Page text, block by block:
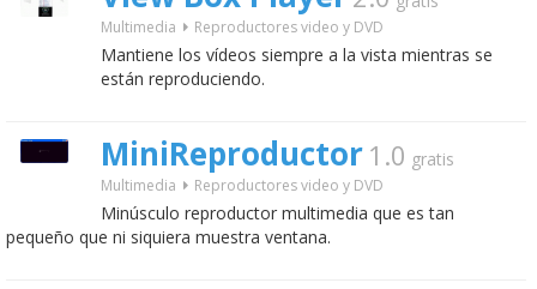
Multimedia Reproductores video y DVD
Mantiene los vídeos siempre a la vista mientras se
están reproduciendo.
MiniReproductor 1.0 gratis
Multimedia Reproductores video y DVD
Minúsculo reproductor multimedia que es tan
pequeño que ni siquiera muestra ventana.